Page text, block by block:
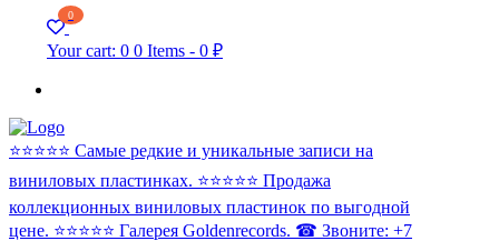
0
Your cart: 0 0 Items - 0 ₽
⭐️⭐️⭐️⭐️⭐️ Самые редкие и уникальные записи на
виниловых пластинках. ⭐️⭐️⭐️⭐️⭐️ Продажа
коллекционных виниловых пластинок по выгодной
цене. ⭐️⭐️⭐️⭐️⭐️ Галерея Goldenrecords. ☎ Звоните: +7